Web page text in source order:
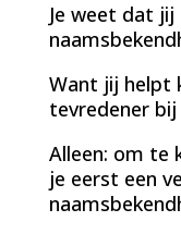
Je weet dat
Want jij helpt
tevredener bij
Alleen: om te
je eerst een